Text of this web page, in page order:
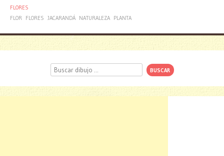
FLORES
FLOR FLORES JACARANDÁ NATURALEZA PLANTA
Buscar